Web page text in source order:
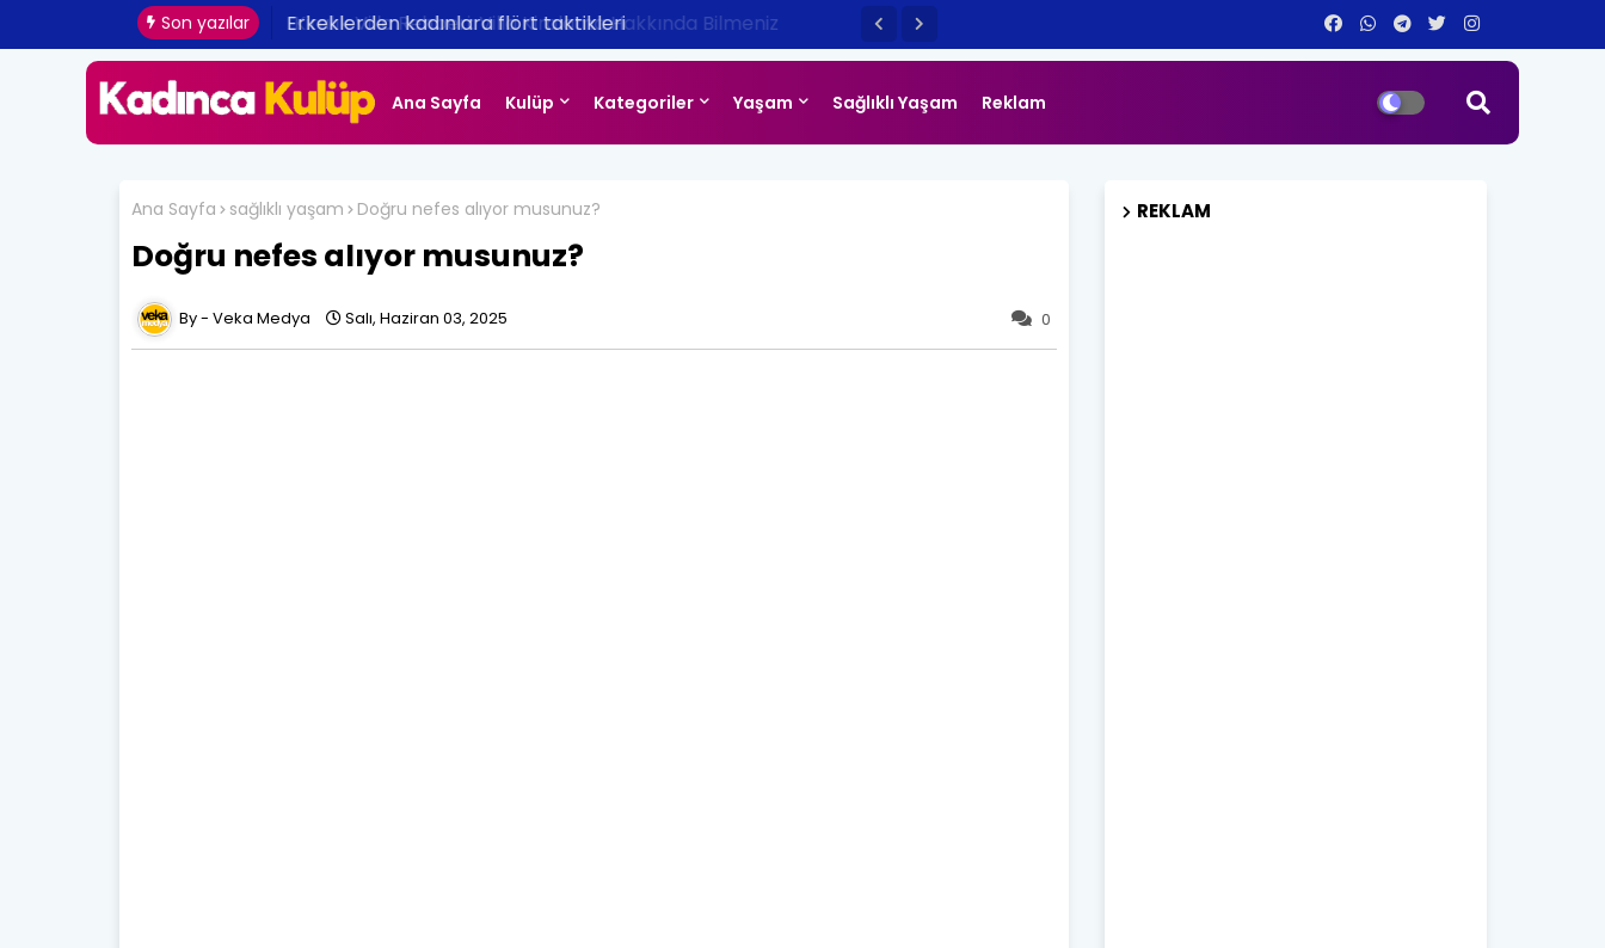
Son yazılar Erkeklerden kadınlara flört taktikleri
Ana Sayfa Kulüp Kategoriler Yaşam Sağlıklı Yaşam Reklam
Ana Sayfa sağlıklı yaşam Doğru nefes alıyor musunuz?
Doğru nefes alıyor musunuz?
0
Veka Medya Salı, Haziran 03, 2025
REKLAM